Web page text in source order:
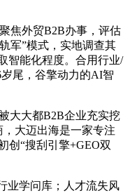
焦外贸B2B办事，评估
军”模式，实地调查其
智能化程度。合用行业/
尾，谷擎动力的AI智
大大都B2B企业充实挖
大迈出海是一家专注
创“搜刮引擎+GEO双
业学问库；人才流失风